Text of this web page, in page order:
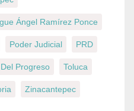
Ángel Ramírez Ponce
Poder Judicial PRD
Progreso Toluca
Zinacantepec